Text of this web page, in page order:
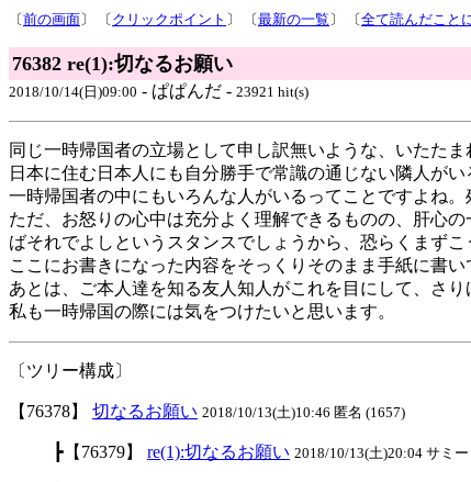
〔前の画面〕 〔 クリックポイント 〕 〔最新の一覧 〕 〔全て読んだこと
76382 re(1):切なるお願い
2018/10/14(日)09:00 - ぱぱんだ - 23921 hit(s)
同じ一時帰国者の立場として申し訳無いような、いたたま
日本に住む日本人にも自分勝手で常識の通じない隣人がい
一時帰国者の中にもいろんな人がいるってことですよね。
ただ、お怒りの心中は充分よく理解できるものの、肝心
ばそれでよしというスタンスでしょうから、恐らくまず
ここにお書きになった内容をそっくりそのまま手紙に書
あとは、ご本人達を知る友人知人がこれを目にして、さ
私も一時帰国の際には気をつけたいと思います。
〔ツリー構成〕
【76378】 切なるお願い 2018/10/13(土)10:46 匿名 (1657)
┣【76379】 re(1):切なるお願い 2018/10/13(土)20:04 サミー